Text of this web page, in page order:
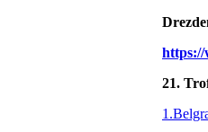
https://
21.